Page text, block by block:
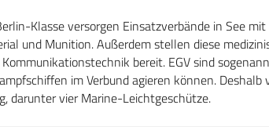
Klasse versorgen Einsatzverbände in See
und Munition. Außerdem stellen diese
bereit. EGV sind
im Verbund agieren können.
darunter vier Marine-Leichtgeschütze.